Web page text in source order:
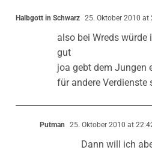
Halbgott in Schwarz 25. Oktober 2010 at
also bei Wreds
gut
joa gebt dem Jungen
für andere Verdienste
Putman 25. Oktober 2010 at
Dann will ich